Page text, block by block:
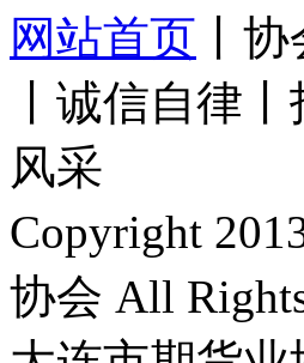
网站首页 丨
丨诚信自律
风采
Copyright
协会 All